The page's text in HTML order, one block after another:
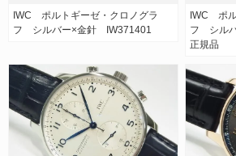
IWC ポルトギーゼ・クロノグラ
フ シルバー×金針 IW371401
IWC ポ
フ シル
正規品